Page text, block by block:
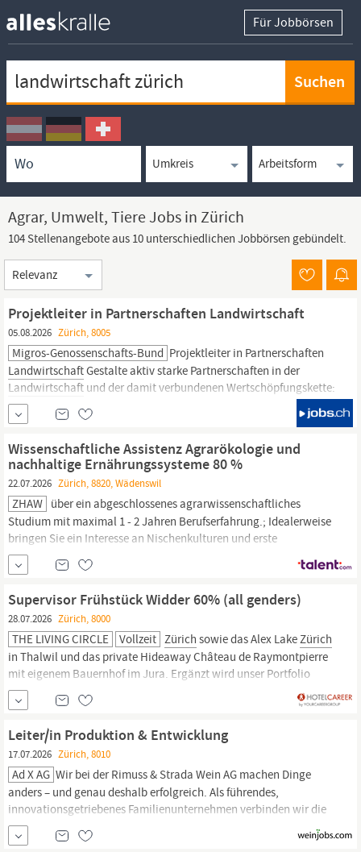
Für Jobbörsen
Ortssuche
Umkreissuche
Arbeitsform
Agrar, Umwelt, Tiere Jobs in Zürich
104 Stellenangebote aus 10 unterschiedlichen Jobbörsen gebündelt.
Sortierung
Projektleiter in Partnerschaften Landwirtschaft
05.08.2026 Zürich, 8005
Migros-Genossenschafts-Bund Projektleiter in Partnerschaften
LandwirtschaftGestalte aktiv starke Partnerschaften in der
Landwirtschaft und der damit verbundenen Wertschöpfungskette:
In deiner neuen Rolle vernetzt du zentrale Akteure, prägst
nachhaltige Kooperationen und bringst strategische Initiativen
Wissenschaftliche Assistenz Agrarökologie und
nachhaltige Ernährungssysteme 80 %
22.07.2026 Zürich, 8820, Wädenswil
ZHAW über ein abgeschlossenes agrarwissenschaftliches
Studium mit maximal 1 - 2 Jahren Berufserfahrung.; Idealerweise
bringen Sie ein Interesse an Nischenkulturen und erste
Erfahrungen im Umgang mit Geografischen
Informationssystemen (GIS) sowie Kontakte im Schweizer
eine offene und kommunikative
Supervisor Frühstück Widder 60% (all genders)
28.07.2026 Zürich, 8000
THE LIVING CIRCLE Vollzeit Zürich sowie das Alex LakeZürich
in Thalwil und das private Hideaway Château de Raymontpierre
mit eigenem Bauernhof im Jura. Ergänzt wird unser Portfolio
durch das Restaurant Buech in Herrliberg und die drei
Landwirtschaftsbetriebe
Schlattgut in Herrliberg, das Weingut
Cantina alla Maggia und die Terreni alla Maggia...
Leiter/in Produktion & Entwicklung
17.07.2026 Zürich, 8010
Ad X AG Wir bei der Rimuss & Strada Wein AG machen Dinge
anders – und genau deshalb erfolgreich. Als führendes,
innovationsgetriebenes Familienunternehmen verbinden wir die
tiefe Verwurzelung in der regionalen
mit mutigen
Investitionen in die Zukunft. Unser jüngster Coup: Eine